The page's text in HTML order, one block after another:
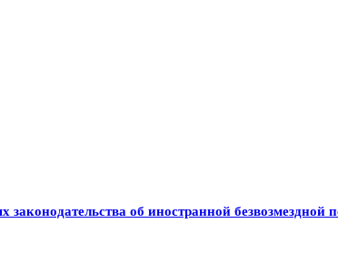
об иностранной безвозмездной